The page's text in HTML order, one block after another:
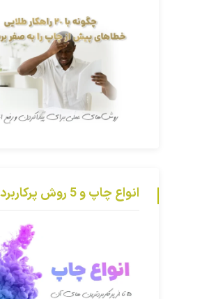
انواع چاپ و 5 روش پرکاربرد آن